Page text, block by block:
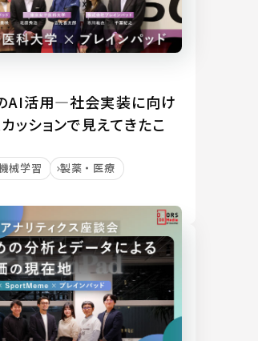
AI活用―社会実装に向け
ッションで見えてきたこ
械学習
製薬・医療